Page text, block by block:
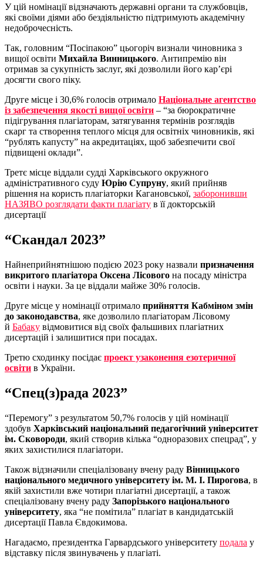
У цій номінації відзначають державні органи та службовців,
які своїми діями або бездіяльністю підтримують академічну
недоброчесність.
Так, головним “Посіпакою” цьогоріч визнали чиновника з
вищої освіти Михайла Винницького. Антипремію він
отримав за сукупність заслуг, які дозволили його кар’єрі
досягти свого піку.
Друге місце і 30,6% голосів отримало Національне агентство
із забезпечення якості вищої освіти – “за бюрократичне
підігрування плагіаторам, затягування термінів розглядів
скарг та створення теплого місця для освітніх чиновників, які
“рублять капусту” на акредитаціях, щоб забезпечити свої
підвищені оклади”.
Третє місце віддали судді Харківського окружного
адміністративного суду Юрію Супруну, який прийняв
рішення на користь плагіаторки Кагановської, заборонивши
НАЗЯВО розглядати факти плагіату в її докторській
дисертації
“Скандал 2023”
Найнеприйнятнішою подією 2023 року назвали призначення
викритого плагіатора Оксена Лісового на посаду міністра
освіти і науки. За це віддали майже 30% голосів.
Друге місце у номінації отримало прийняття Кабміном змін
до законодавства, яке дозволило плагіаторам Лісовому
й Бабаку відмовитися від своїх фальшивих плагіатних
дисертацій і залишитися при посадах.
Третю сходинку посідає проект узаконення езотеричної
освіти в України.
“Спец(з)рада 2023”
“Перемогу” з результатом 50,7% голосів у цій номінації
здобув Харківський національний педагогічний університет
ім. Сковороди, який створив кілька “одноразових спецрад”, у
яких захистилися плагіатори.
Також відзначили спеціалізовану вчену раду Вінницького
національного медичного університету ім. М. І. Пирогова, в
якій захистили вже чотири плагіатні дисертації, а також
спеціалізовану вчену раду Запорізького національного
університету, яка “не помітила” плагіат в кандидатській
дисертації Павла Євдокимова.
Нагадаємо, президентка Гарвардського університету подала у
відставку після звинувачень у плагіаті.